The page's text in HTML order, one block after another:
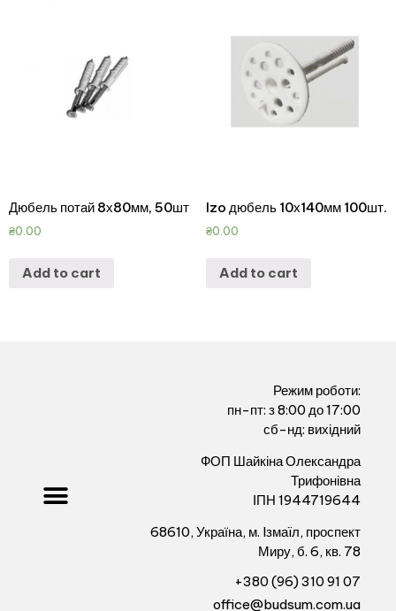
Дюбель потай 8х80мм, 50шт
₴0.00
Add to cart
Izo дюбель 10х140мм 100шт.
₴0.00
Add to cart
Режим роботи:
пн-пт: з 8:00 до 17:00
сб-нд: вихідний
ФОП Шайкіна Олександра
Трифонівна
ІПН 1944719644
68610, Україна, м. Iзмаïл, проспект
Миру, б. 6, кв. 78
+380 (96) 310 91 07
office@budsum.com.ua